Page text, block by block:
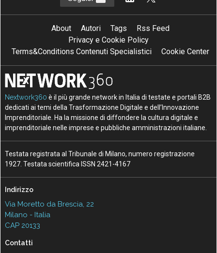
About Autori Tags
Rss Feed
Privacy e Cookie Policy
Terms&Conditions Contenuti Specialistici
Cookie Center
Nextwork360 è il più grande network in Italia di testate e portali B2B
dedicati ai temi della Trasformazione Digitale e dell’Innovazione
Imprenditoriale. Ha la missione di diffondere la cultura digitale e
imprenditoriale nelle imprese e pubbliche amministrazioni italiane.
Testata registrata al Tribunale di Milano, numero registrazione
1927. Testata scientifica ISSN 2421-4167
Indirizzo
Via Moretto da Brescia, 22
Milano - Italia
CAP 20133
Contatti